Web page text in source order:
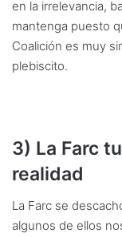
en la irrelevancia,
mantenga puesto
Coalición es muy
plebiscito.
3) La Farc
realidad
La Farc se
algunos de ellos